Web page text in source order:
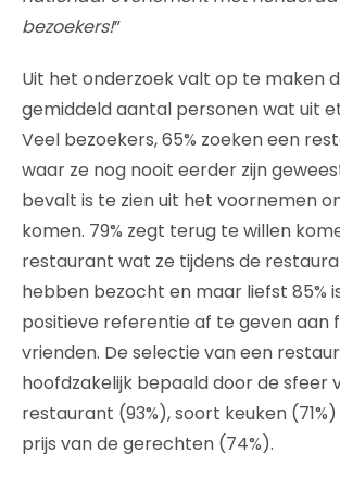
bezoekers!”
Uit het onderzoek valt op te maken
gemiddeld aantal personen wat uit
Veel bezoekers, 65% zoeken een
waar ze nog nooit eerder zijn
bevalt is te zien uit het voornemen
komen. 79% zegt terug te willen
restaurant wat ze tijdens de
hebben bezocht en maar liefst 85%
positieve referentie af te geven aan
vrienden. De selectie van een
hoofdzakelijk bepaald door de sfeer
restaurant (93%), soort keuken
prijs van de gerechten (74%).